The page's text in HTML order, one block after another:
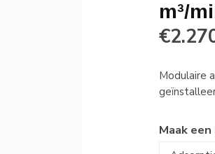
m³/
Modulaire
Maak een